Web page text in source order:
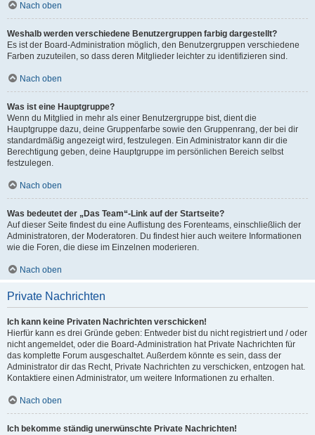
Nach oben
Weshalb werden verschiedene Benutzergruppen farbig dargestellt?
Es ist der Board-Administration möglich, den Benutzergruppen verschiedene
Farben zuzuteilen, so dass deren Mitglieder leichter zu identifizieren sind.
Nach oben
Was ist eine Hauptgruppe?
Wenn du Mitglied in mehr als einer Benutzergruppe bist, dient die
Hauptgruppe dazu, deine Gruppenfarbe sowie den Gruppenrang, der bei dir
standardmäßig angezeigt wird, festzulegen. Ein Administrator kann dir die
Berechtigung geben, deine Hauptgruppe im persönlichen Bereich selbst
festzulegen.
Nach oben
Was bedeutet der „Das Team“-Link auf der Startseite?
Auf dieser Seite findest du eine Auflistung des Forenteams, einschließlich der
Administratoren, der Moderatoren. Du findest hier auch weitere Informationen
wie die Foren, die diese im Einzelnen moderieren.
Nach oben
Private Nachrichten
Ich kann keine Privaten Nachrichten verschicken!
Hierfür kann es drei Gründe geben: Entweder bist du nicht registriert und / oder
nicht angemeldet, oder die Board-Administration hat Private Nachrichten für
das komplette Forum ausgeschaltet. Außerdem könnte es sein, dass der
Administrator dir das Recht, Private Nachrichten zu verschicken, entzogen hat.
Kontaktiere einen Administrator, um weitere Informationen zu erhalten.
Nach oben
Ich bekomme ständig unerwünschte Private Nachrichten!